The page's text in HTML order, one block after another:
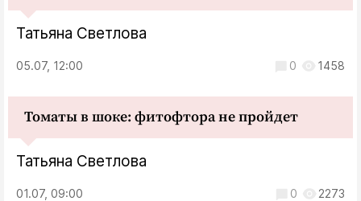
Татьяна Светлова
05.07, 12:00 0 1458
Томаты в шоке: фитофтора не пройдет
Татьяна Светлова
01.07, 09:00 0 2273